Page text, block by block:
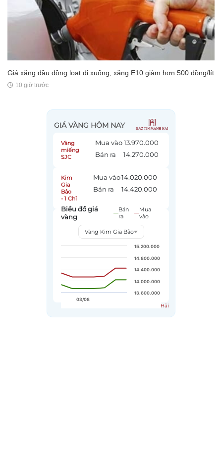
Giá xăng dầu đồng loạt đi xuống, xăng E10 giảm hơn 500 đồng/lít
10 giờ trước